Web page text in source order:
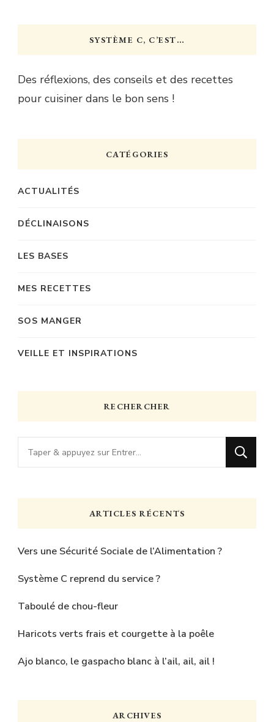
SYSTÈME C, C’EST…
Des réflexions, des conseils et des recettes
pour cuisiner dans le bon sens !
CATÉGORIES
ACTUALITÉS
DÉCLINAISONS
LES BASES
MES RECETTES
SOS MANGER
VEILLE ET INSPIRATIONS
RECHERCHER
Vous
recherchiez
chose
ARTICLES RÉCENTS
Vers une Sécurité Sociale de l’Alimentation ?
Système C reprend du service ?
Taboulé de chou-fleur
Haricots verts frais et courgette à la poêle
Ajo blanco, le gaspacho blanc à l’ail, ail, ail !
ARCHIVES